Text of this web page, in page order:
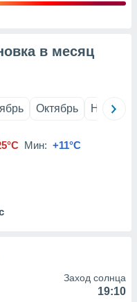
в месяц
Октябрь Ноябрь
Мин: +11°C
Заход солнца
19:10